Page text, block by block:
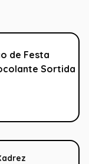
de Festa
Sortida